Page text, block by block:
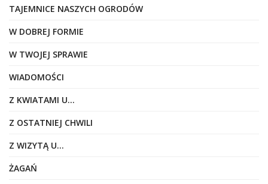
TAJEMNICE NASZYCH OGRODÓW
W DOBREJ FORMIE
W TWOJEJ SPRAWIE
WIADOMOŚCI
Z KWIATAMI U…
Z OSTATNIEJ CHWILI
Z WIZYTĄ U…
ŻAGAŃ